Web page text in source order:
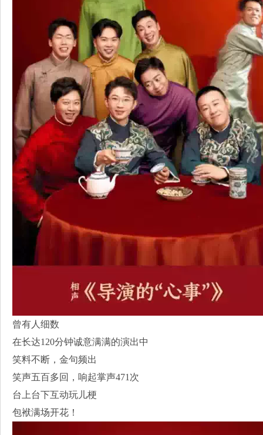
曾有人细数
在长达120分钟诚意满满的演出中
笑料不断，金句频出
笑声五百多回，响起掌声471次
台上台下互动玩儿梗
包袱满场开花！